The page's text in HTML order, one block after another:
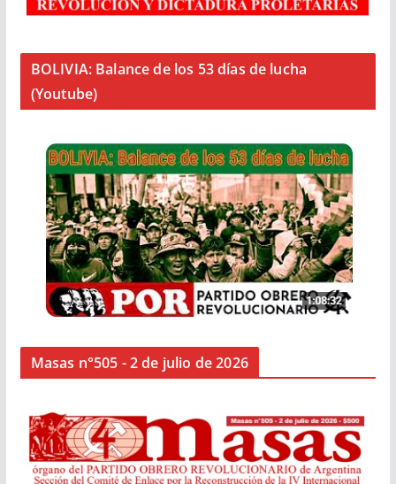
BOLIVIA: Balance de los 53 días de lucha
(Youtube)
Masas n°505 - 2 de julio de 2026